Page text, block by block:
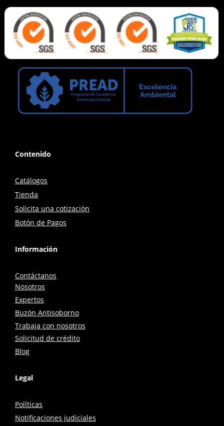
Contenido
Catálogos
Tienda
Solicita una cotización
Botón de Pagos
Información
Contáctanos
Nosotros
Expertos
Buzón Antisoborno
Trabaja con nosotros
Solicitud de crédito
Blog
Legal
Políticas
Notificaciones judiciales